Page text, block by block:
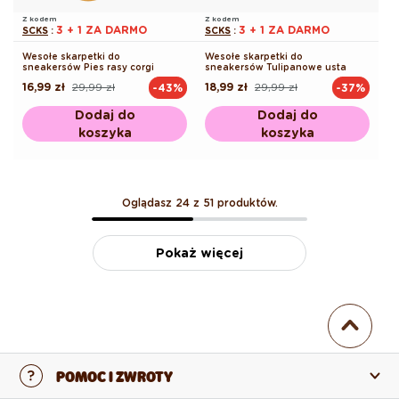
Z kodem
SCKS : 3 + 1 ZA DARMO
Wesołe skarpetki do
sneakersów Pies rasy corgi
Cena
29,99 zł
Cena
16,99 zł -43%
Dodaj do
koszyka
Z kodem
SCKS : 3 + 1 ZA DARMO
Wesołe skarpetki do
sneakersów Tulipanowe usta
Cena
29,99 zł
Cena
18,99 zł -37%
Dodaj do
koszyka
Oglądasz 24 z 51 produktów.
Pokaż więcej
POMOC I ZWROTY